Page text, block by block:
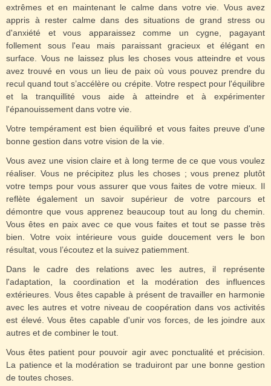
extrêmes et en maintenant le calme dans votre vie. Vous avez
appris à rester calme dans des situations de grand stress ou
d'anxiété et vous apparaissez comme un cygne, pagayant
follement sous l'eau mais paraissant gracieux et élégant en
surface. Vous ne laissez plus les choses vous atteindre et vous
avez trouvé en vous un lieu de paix où vous pouvez prendre du
recul quand tout s’accélère ou crépite. Votre respect pour l'équilibre
et la tranquillité vous aide à atteindre et à expérimenter
l'épanouissement dans votre vie.
Votre tempérament est bien équilibré et vous faites preuve d'une
bonne gestion dans votre vision de la vie.
Vous avez une vision claire et à long terme de ce que vous voulez
réaliser. Vous ne précipitez plus les choses ; vous prenez plutôt
votre temps pour vous assurer que vous faites de votre mieux. Il
reflète également un savoir supérieur de votre parcours et
démontre que vous apprenez beaucoup tout au long du chemin.
Vous êtes en paix avec ce que vous faites et tout se passe très
bien. Votre voix intérieure vous guide doucement vers le bon
résultat, vous l’écoutez et la suivez patiemment.
Dans le cadre des relations avec les autres, il représente
l'adaptation, la coordination et la modération des influences
extérieures. Vous êtes capable à présent de travailler en harmonie
avec les autres et votre niveau de coopération dans vos activités
est élevé. Vous êtes capable d'unir vos forces, de les joindre aux
autres et de combiner le tout.
Vous êtes patient pour pouvoir agir avec ponctualité et précision.
La patience et la modération se traduiront par une bonne gestion
de toutes choses.